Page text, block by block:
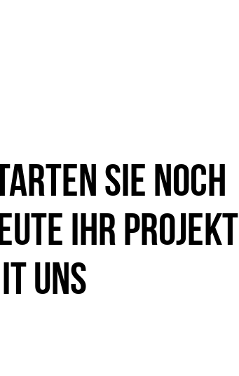
Sie noch
Ihr Projekt
uns